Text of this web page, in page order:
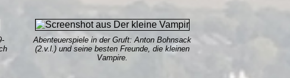
Abenteuerspiele in der Gruft: Anton Bohnsack
(2.v.l.) und seine besten Freunde, die kleinen
Vampire.